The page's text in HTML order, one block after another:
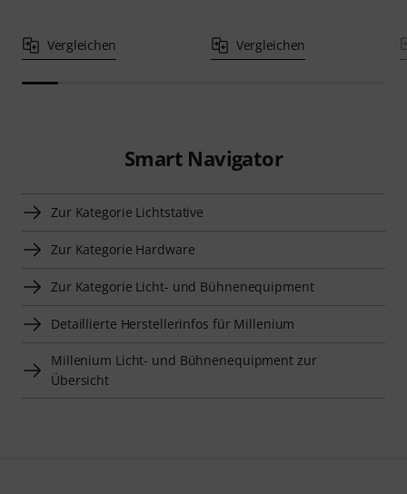
Vergleichen Vergleichen
Smart Navigator
Zur Kategorie Lichtstative
Zur Kategorie Hardware
Zur Kategorie Licht- und Bühnenequipment
Detaillierte Herstellerinfos für Millenium
Millenium Licht- und Bühnenequipment zur
Übersicht